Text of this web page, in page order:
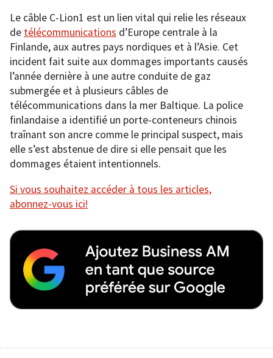
Le câble C-Lion1 est un lien vital qui relie les réseaux
de télécommunications d’Europe centrale à la
Finlande, aux autres pays nordiques et à l’Asie. Cet
incident fait suite aux dommages importants causés
l’année dernière à une autre conduite de gaz
submergée et à plusieurs câbles de
télécommunications dans la mer Baltique. La police
finlandaise a identifié un porte-conteneurs chinois
traînant son ancre comme le principal suspect, mais
elle s’est abstenue de dire si elle pensait que les
dommages étaient intentionnels.
Si vous souhaitez accéder à tous les articles,
abonnez-vous ici!